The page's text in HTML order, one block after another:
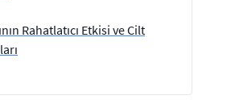
Rahatlatıcı Etkisi ve Cilt